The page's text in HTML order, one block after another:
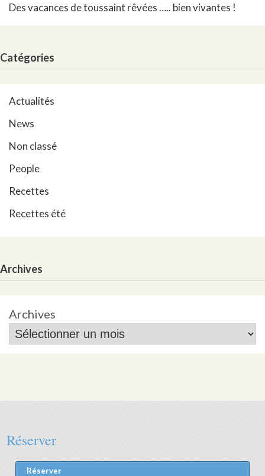
Des vacances de toussaint rêvées ….. bien vivantes !
Catégories
Actualités
News
Non classé
People
Recettes
Recettes été
Archives
Archives
Réserver
Réserver